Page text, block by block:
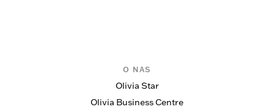
O NAS
Olivia Star
Olivia Business Centre